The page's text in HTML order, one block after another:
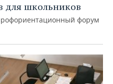
для школьников
форум